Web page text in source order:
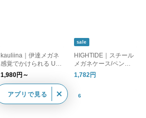
kauliina｜伊達メガネ
感覚でかけられる UV
カット クリアレンズ
サングラス 調光
1,980円～
sale
HIGHTIDE｜スチール
メガネケース/ペンケ
ース
1,782円
アプリで見る